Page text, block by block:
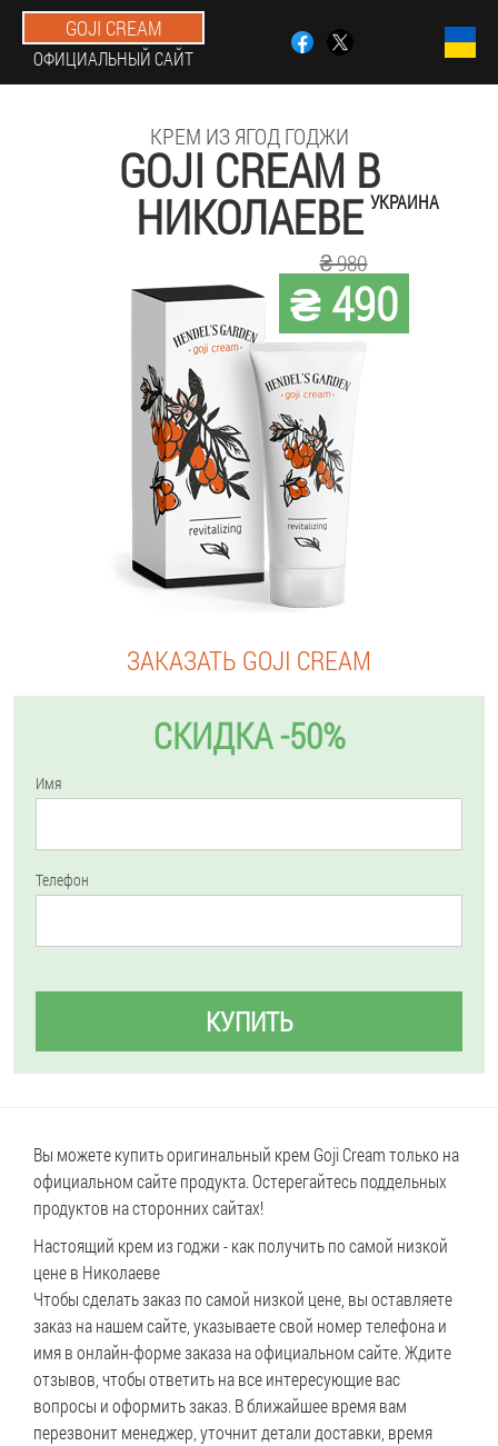
GOJI CREAM
ОФИЦИАЛЬНЫЙ САЙТ
КРЕМ ИЗ ЯГОД ГОДЖИ
GOJI CREAM В
НИКОЛАЕВЕ УКРАИНА
₴ 490
₴ 980
ЗАКАЗАТЬ GOJI CREAM
СКИДКА -50%
Имя
Телефон
КУПИТЬ
Вы можете купить оригинальный крем Goji Cream только на
официальном сайте продукта. Остерегайтесь поддельных
продуктов на сторонних сайтах!
Настоящий крем из годжи - как получить по самой низкой
цене в Николаеве
Чтобы сделать заказ по самой низкой цене, вы оставляете
заказ на нашем сайте, указываете свой номер телефона и
имя в онлайн-форме заказа на официальном сайте. Ждите
отзывов, чтобы ответить на все интересующие вас
вопросы и оформить заказ. В ближайшее время вам
перезвонит менеджер, уточнит детали доставки, время